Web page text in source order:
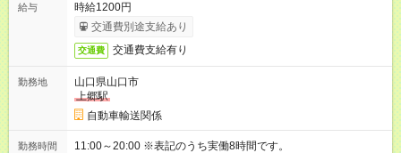
給与
時給1200円
交通費別途支給あり
交通費 交通費支給有り
勤務地
山口県山口市
上郷駅
自動車輸送関係
勤務時間 11:00～20:00 ※表記のうち実働8時間です。